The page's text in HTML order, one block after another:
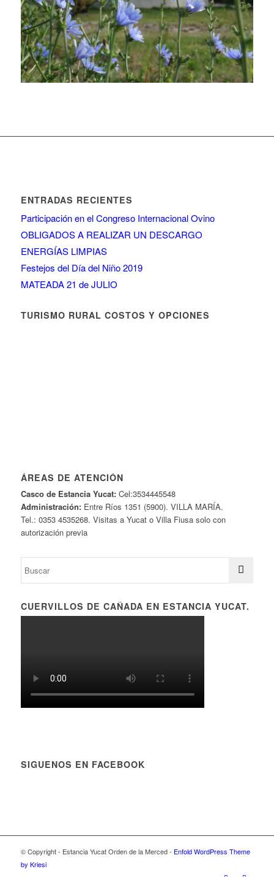
ENTRADAS RECIENTES
Participación en el Congreso Internacional Ovino
OBLIGADOS A REALIZAR UN DESCARGO
ENERGÍAS LIMPIAS
Festejos del Día del Niño 2019
MATEADA 21 de JULIO
TURISMO RURAL COSTOS Y OPCIONES
ÁREAS DE ATENCIÓN
Casco de Estancia Yucat:Cel:3534445548
Administración:Entre Ríos 1351 (5900). VILLA MARÍA.
Tel.: 0353 4535268. Visitas a Yucat o Villa Fiusa solo con
autorización previa
CUERVILLOS DE CAÑADA EN ESTANCIA YUCAT.
SIGUENOS EN FACEBOOK
© Copyright - Estancia Yucat Orden de la Merced - Enfold WordPress Theme
by Kriesi